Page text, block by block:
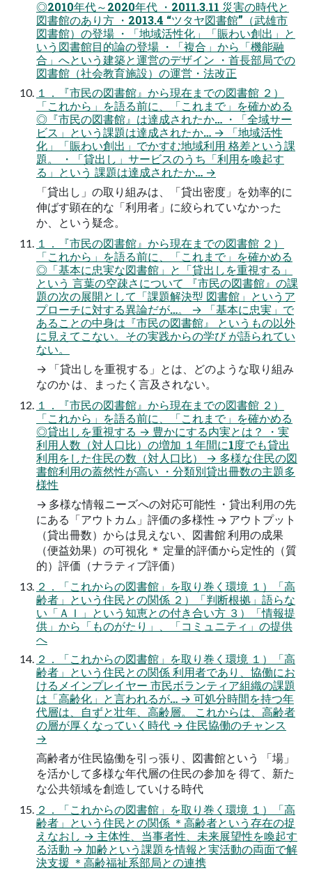
◎2010年代～2020年代 ・2011.3.11 災害の時代と
図書館のあり方 ・2013.4 “ツタヤ図書館”（武雄市
図書館）の登場 ・「地域活性化」「賑わい創出」と
いう図書館目的論の登場 ・「複合」から「機能融
合」へという建築と運営のデザイン ・首長部局での
図書館（社会教育施設）の運営・法改正
１．『市民の図書館』から現在までの図書館 ２）
「これから」を語る前に、「これまで」を確かめる
◎『市民の図書館』は達成されたか… ・「全域サー
ビス」という課題は達成されたか… → 「地域活性
化」「賑わい創出」でかすむ地域利用 格差という課
題。 ・「貸出し」サービスのうち「利用を喚起す
る」という 課題は達成されたか… →
「貸出し」の取り組みは、「貸出密度」を効率的に
伸ばす顕在的な「利用者」に絞られていなかった
か、という疑念。
１．『市民の図書館』から現在までの図書館 ２）
「これから」を語る前に、「これまで」を確かめる
◎「基本に忠実な図書館」と「貸出しを重視する」
という 言葉の空疎さについて 『市民の図書館』の課
題の次の展開として「課題解決型 図書館」というア
プローチに対する異論だが…。 → 「基本に忠実」で
あることの中身は『市民の図書館』 というもの以外
に見えてこない。その実践からの学び が語られてい
ない。
→ 「貸出しを重視する」とは、どのような取り組み
なのか は、まったく言及されない。
１．『市民の図書館』から現在までの図書館 ２）
「これから」を語る前に、「これまで」を確かめる
◎貸出しを重視する → 豊かにする内実とは？ ・実
利用人数（対人口比）の増加 １年間に1度でも貸出
利用をした住民の数（対人口比） → 多様な住民の図
書館利用の蓋然性が高い ・分類別貸出冊数の主題多
様性
→ 多様な情報ニーズへの対応可能性 ・貸出利用の先
にある「アウトカム」評価の多様性 → アウトプット
（貸出冊数）からは見えない、図書館 利用の成果
（便益効果）の可視化 ＊ 定量的評価から定性的（質
的）評価（ナラティブ評価）
２．「これからの図書館」を取り巻く環境 １）「高
齢者」という住民との関係 ２）「判断根拠」語らな
い「ＡＩ」という知恵との付き合い方 ３）「情報提
供」から「ものがたり」、「コミュニティ」の提供
へ
２．「これからの図書館」を取り巻く環境 １）「高
齢者」という住民との関係 利用者であり、協働にお
けるメインプレイヤー 市民ボランティア組織の課題
は「高齢化」と言われるが… → 可処分時間を持つ年
代層は、自ずと壮年、高齢層。 これからは、高齢者
の層が厚くなっていく時代 → 住民協働のチャンス
→
高齢者が住民協働を引っ張り、図書館という 「場」
を活かして多様な年代層の住民の参加を 得て、新た
な公共領域を創造していける時代
２．「これからの図書館」を取り巻く環境 １）「高
齢者」という住民との関係 ＊高齢者という存在の捉
えなおし → 主体性、当事者性、未来展望性を喚起す
る活動 → 加齢という課題を情報と実活動の両面で解
決支援 ＊高齢福祉系部局との連携